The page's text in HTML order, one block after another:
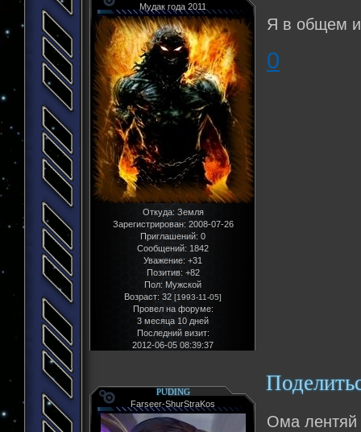
Мудак года 2011
Откуда: Земля
Зарегистрирован: 2008-07-26
Приглашений: 0
Сообщений: 1842
Уважение: +31
Позитив: +82
Пол: Мужской
Возраст: 32 [1993-11-05]
Провел на форуме:
3 месяца 10 дней
Последний визит:
2012-06-05 08:39:37
Я в общем
0
PUDING
Farseer-ShurStraKos
Ома лентяй